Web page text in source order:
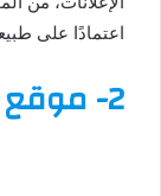
اعتمادًا على
2- موقع Speedof.me